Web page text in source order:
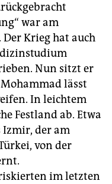
war am
Krieg hat auch
Nun sitzt er
lässt
In leichtem
Festland ab. Etwa
Izmir, der am
von der
im letzten